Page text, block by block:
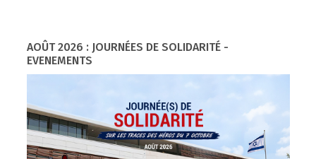
AOÛT 2026 : JOURNÉES DE SOLIDARITÉ -
EVENEMENTS